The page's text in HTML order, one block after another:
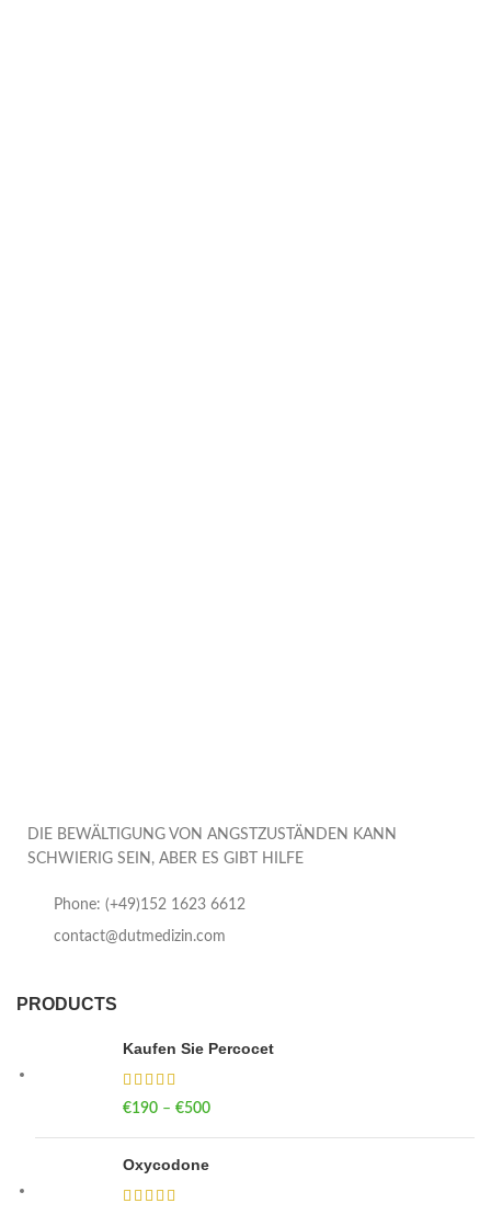
DIE BEWÄLTIGUNG VON ANGSTZUSTÄNDEN KANN
SCHWIERIG SEIN, ABER ES GIBT HILFE
Phone: (+49)152 1623 6612
contact@dutmedizin.com
PRODUCTS
Kaufen Sie Percocet
€190 – €500
Oxycodone